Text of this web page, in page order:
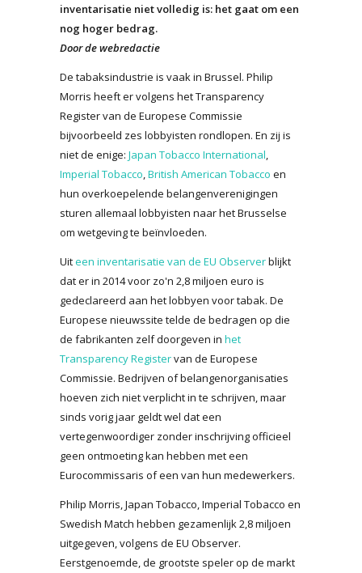
inventarisatie niet volledig is: het gaat om een
nog hoger bedrag.
Door de webredactie
De tabaksindustrie is vaak in Brussel. Philip
Morris heeft er volgens het Transparency
Register van de Europese Commissie
bijvoorbeeld zes lobbyisten rondlopen. En zij is
niet de enige: Japan Tobacco International,
Imperial Tobacco,British American Tobacco en
hun overkoepelende belangenverenigingen
sturen allemaal lobbyisten naar het Brusselse
om wetgeving te beïnvloeden.
Uiteen inventarisatie van de EU Observerblijkt
dat er in 2014 voor zo'n 2,8 miljoen euro is
gedeclareerd aan het lobbyen voor tabak. De
Europese nieuwssite telde de bedragen op die
de fabrikanten zelf doorgeven in het
Transparency Registervan de Europese
Commissie. Bedrijven of belangenorganisaties
hoeven zich niet verplicht in te schrijven, maar
sinds vorig jaar geldt wel dat een
vertegenwoordiger zonder inschrijving officieel
geen ontmoeting kan hebben met een
Eurocommissaris of een van hun medewerkers.
Philip Morris, Japan Tobacco, Imperial Tobacco en
Swedish Match hebben gezamenlijk 2,8 miljoen
uitgegeven, volgens de EU Observer.
Eerstgenoemde, de grootste speler op de markt